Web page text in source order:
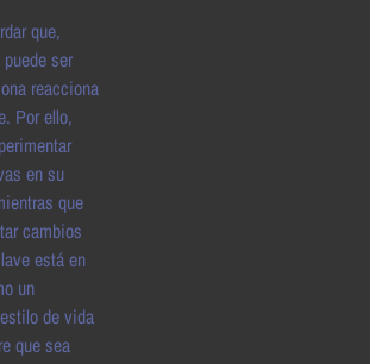
que,
ser
reacciona
Por ello,
en su
que
cambios
está en
un
de vida
que sea